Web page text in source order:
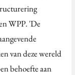
WPP. 'De
van deze wereld
behoefte aan